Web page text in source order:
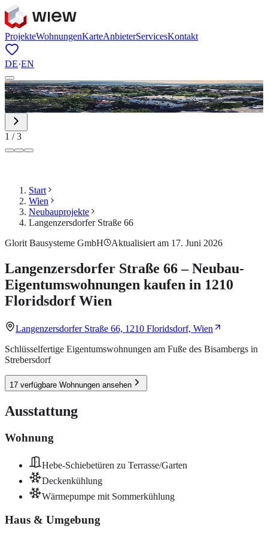
ProjekteWohnungenKarteAnbieterServicesKontakt
DE·EN
1 /3
Start
Wien
Neubauprojekte
Langenzersdorfer Straße 66
Glorit Bausysteme GmbH
Aktualisiert am 17. Juni 2026
Langenzersdorfer Straße 66 – Neubau-
Eigentumswohnungen kaufen in 1210
Floridsdorf Wien
Langenzersdorfer Straße 66, 1210 Floridsdorf, Wien
Schlüsselfertige Eigentumswohnungen am Fuße des Bisambergs in
Strebersdorf
17 verfügbare Wohnungen ansehen
Ausstattung
Wohnung
Hebe-Schiebetüren zu Terrasse/Garten
Deckenkühlung
Wärmepumpe mit Sommerkühlung
Haus & Umgebung